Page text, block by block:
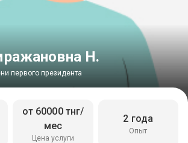
Н.
первого президента
Цена услуги
от 60000 тнг/
мес
Опыт
2 года